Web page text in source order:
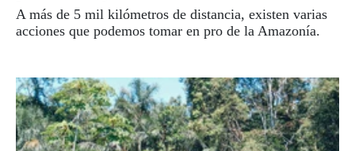
A más de 5 mil kilómetros de distancia, existen varias
acciones que podemos tomar en pro de la Amazonía.